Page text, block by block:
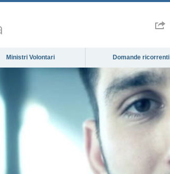
Ministri Volontari Domande ricorrenti